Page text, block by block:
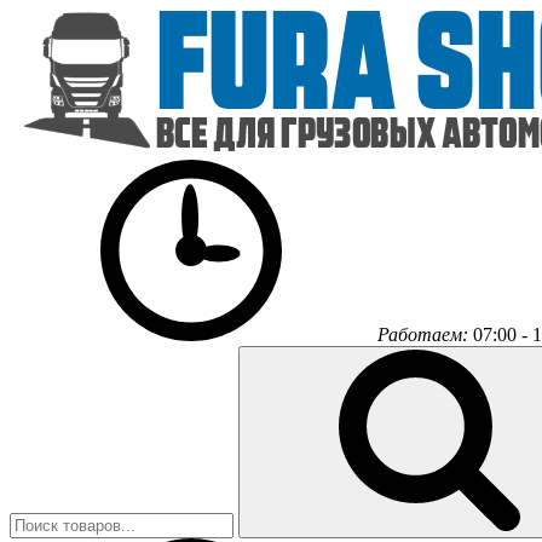
Работаем: 07:00 -